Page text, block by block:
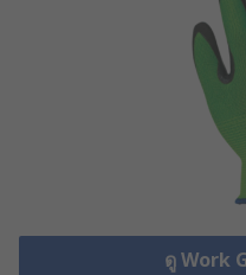
ดู Work